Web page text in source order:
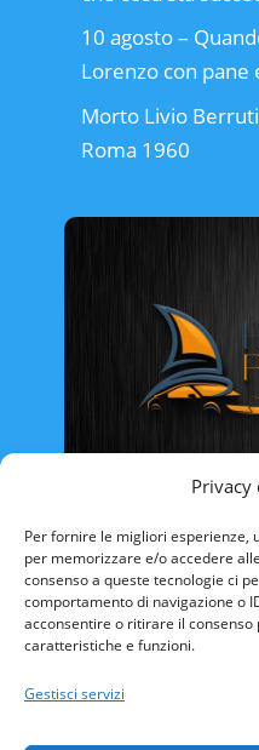
Privacy
Per fornire le migliori esperienze,
per memorizzare e/o accedere
consenso a queste tecnologie ci
comportamento di navigazione o
acconsentire o ritirare il
caratteristiche e funzioni.
Gestisci servizi
10 agosto –
Lorenzo con pane
Morto Livio
Roma 1960
CAMPANIA